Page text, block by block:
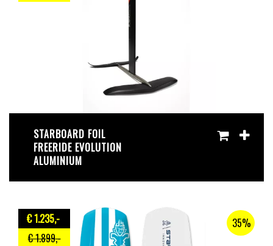
STARBOARD FOIL
FREERIDE EVOLUTION
ALUMINIUM
€ 1.235,-
€ 1.899,-
35%